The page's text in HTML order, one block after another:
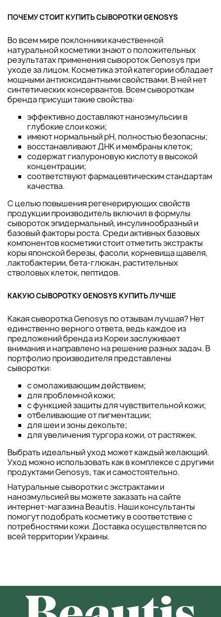
ПОЧЕМУ СТОИТ КУПИТЬ СЫВОРОТКИ GENOSYS
Во всем мире поклонники качественной
натуральной косметики знают о положительных
результатах применения сывороток Genosys при
уходе за лицом. Косметика этой категории обладает
мощными антиоксидантными свойствами. В ней нет
синтетических консервантов. Всем сывороткам
бренда присущи такие свойства:
эффективно доставляют наноэмульсии в
глубокие слои кожи;
имеют нормальный pH, полностью безопасны;
восстанавливают ДНК и мембраны клеток;
содержат гиалуроновую кислоту в высокой
концентрации;
соответствуют фармацевтическим стандартам
качества.
С целью повышения регенерирующих свойств
продукции производитель включил в формулы
сывороток эпидермальный, инсулинообразный и
базовый факторы роста. Среди активных базовых
компонентов косметики стоит отметить экстракты
коры японской березы, фасоли, корневища щавеля,
лактобактерии, бета-глюкан, растительных
стволовых клеток, пептидов.
КАКУЮ СЫВОРОТКУ GENOSYS КУПИТЬ ЛУЧШЕ
Какая сыворотка Genosys по отзывам лучшая? Нет
единственно верного ответа, ведь каждое из
предложений бренда из Кореи заслуживает
внимания и направлено на решение разных задач. В
портфолио производителя представлены
сыворотки:
с омолаживающим действием;
для проблемной кожи;
с функцией защиты для чувствительной кожи;
отбеливающие от пигментации;
для шеи и зоны декольте;
для увеличения тургора кожи, от растяжек.
Выбрать идеальный уход может каждый желающий.
Уход можно использовать как в комплексе с другими
продуктами Genosys, так и самостоятельно.
Натуральные сыворотки с экстрактами и
наноэмульсией вы можете заказать на сайте
интернет-магазина Beautis. Наши консультанты
помогут подобрать косметику в соответствие с
потребностями кожи. Доставка осуществляется по
всей территории Украины.